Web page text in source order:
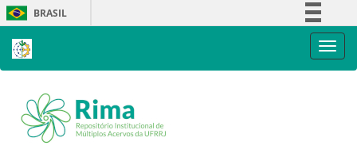
Skip
navigation
BRASIL